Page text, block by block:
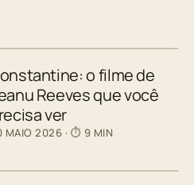
o filme de
Reeves que você
ver
MAIO 2026 · ⏱ 9 MIN